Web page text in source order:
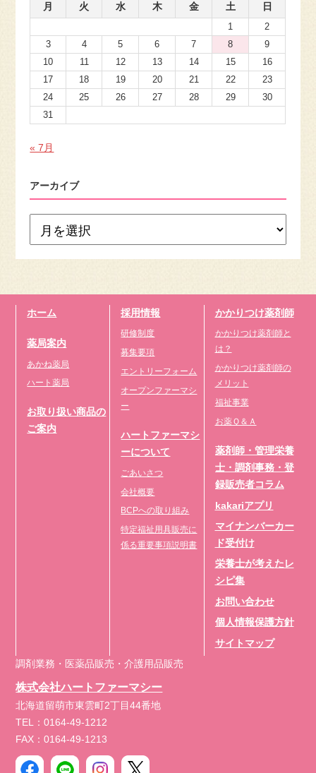
月
火 水 木 金 土 日
1
2
3
4 5 6 7 8
9
10
11 12 13 14 15
16
17
18 19 20 21 22
23
24
25 26 27 28 29
30
31
« 7月
アーカイブ
ホーム
薬局案内
あかね薬局
ハート薬局
お取り扱い商品の
ご案内
採用情報
研修制度
募集要項
エントリーフォーム
オープンファーマシ
ー
ハートファーマシ
ーについて
ごあいさつ
会社概要
BCPへの取り組み
特定福祉用具販売に
係る重要事項説明書
かかりつけ薬剤師
かかりつけ薬剤師と
は？
かかりつけ薬剤師の
メリット
福祉事業
お薬Ｑ＆Ａ
薬剤師・管理栄養
士・調剤事務・登
録販売者コラム
kakariアプリ
マイナンバーカー
ド受付け
栄養士が考えたレ
シピ集
お問い合わせ
個人情報保護方針
サイトマップ
調剤業務・医薬品販売・介護用品販売
株式会社ハートファーマシー
北海道留萌市東雲町2丁目44番地
TEL：0164-49-1212
FAX：0164-49-1213